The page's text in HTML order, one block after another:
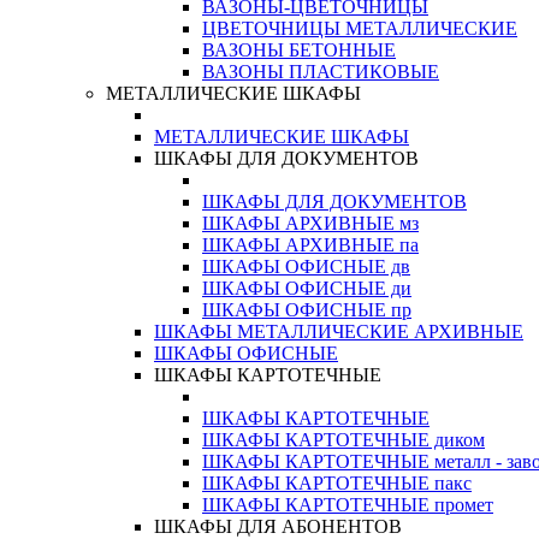
ВАЗОНЫ-ЦВЕТОЧНИЦЫ
ЦВЕТОЧНИЦЫ МЕТАЛЛИЧЕСКИЕ
ВАЗОНЫ БЕТОННЫЕ
ВАЗОНЫ ПЛАСТИКОВЫЕ
МЕТАЛЛИЧЕСКИЕ ШКАФЫ
МЕТАЛЛИЧЕСКИЕ ШКАФЫ
ШКАФЫ ДЛЯ ДОКУМЕНТОВ
ШКАФЫ ДЛЯ ДОКУМЕНТОВ
ШКАФЫ АРХИВНЫЕ мз
ШКАФЫ АРХИВНЫЕ па
ШКАФЫ ОФИСНЫЕ дв
ШКАФЫ ОФИСНЫЕ ди
ШКАФЫ ОФИСНЫЕ пр
ШКАФЫ МЕТАЛЛИЧЕСКИЕ АРХИВНЫЕ
ШКАФЫ ОФИСНЫЕ
ШКАФЫ КАРТОТЕЧНЫЕ
ШКАФЫ КАРТОТЕЧНЫЕ
ШКАФЫ КАРТОТЕЧНЫЕ диком
ШКАФЫ КАРТОТЕЧНЫЕ металл -
ШКАФЫ КАРТОТЕЧНЫЕ пакс
ШКАФЫ КАРТОТЕЧНЫЕ промет
ШКАФЫ ДЛЯ АБОНЕНТОВ